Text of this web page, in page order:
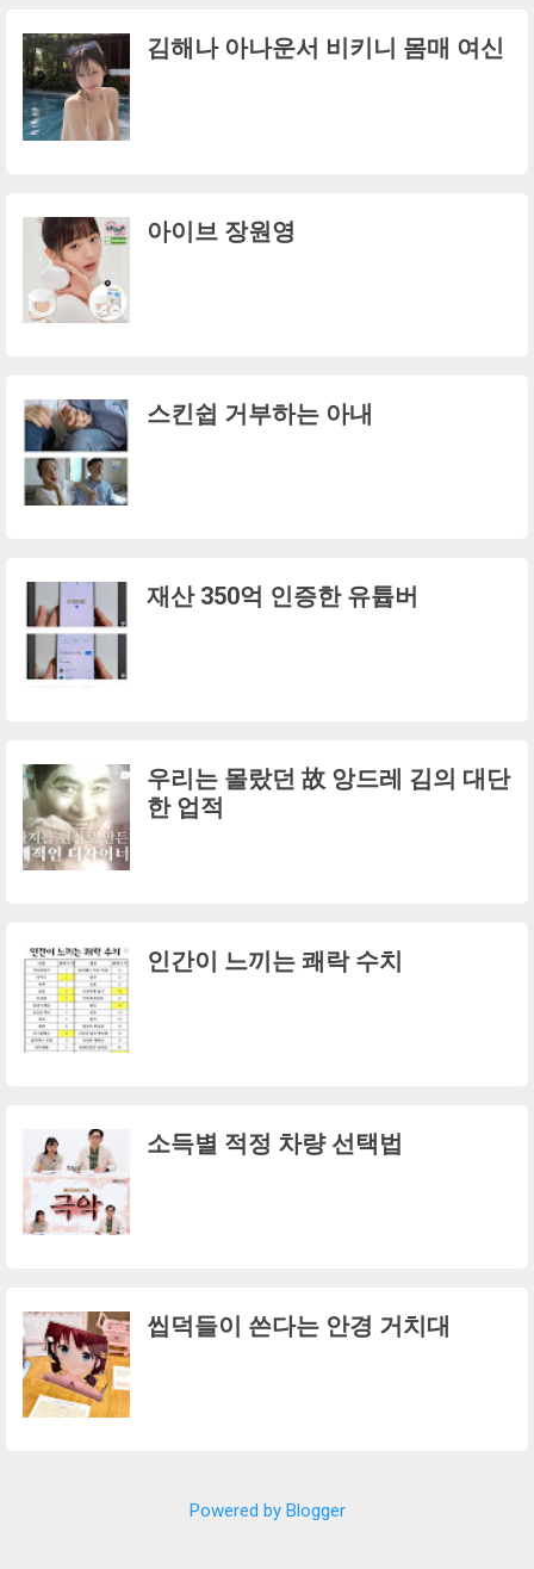
김해나 아나운서 비키니 몸매 여신
아이브 장원영
스킨쉽 거부하는 아내
재산 350억 인증한 유튭버
우리는 몰랐던 故 앙드레 김의 대단
한 업적
인간이 느끼는 쾌락 수치
소득별 적정 차량 선택법
씹덕들이 쓴다는 안경 거치대
Powered by Blogger